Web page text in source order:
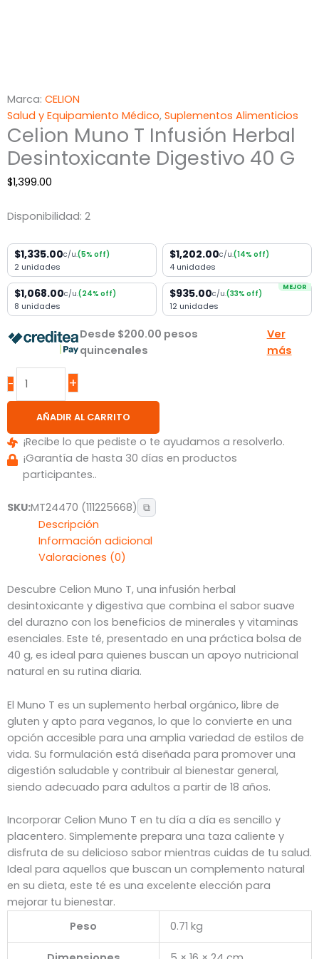
Marca: CELION
Salud y Equipamiento Médico, Suplementos Alimenticios
Celion Muno T Infusión Herbal
Desintoxicante Digestivo 40 G
$1,399.00
Disponibilidad: 2
$1,335.00c/u.(5% off)
2 unidades
$1,202.00c/u.(14% off)
4 unidades
$1,068.00c/u.(24% off)
8 unidades
MEJOR
$935.00c/u.(33% off)
12 unidades
Desde $200.00 pesos
quincenales
Ver
más
- +
AÑADIR AL CARRITO
¡Recibe lo que pediste o te ayudamos a resolverlo.
¡Garantía de hasta 30 días en productos
participantes..
SKU:MT24470 (111225668) ⧉
Descripción
Información adicional
Valoraciones (0)
Descubre Celion Muno T, una infusión herbal
desintoxicante y digestiva que combina el sabor suave
del durazno con los beneficios de minerales y vitaminas
esenciales. Este té, presentado en una práctica bolsa de
40 g, es ideal para quienes buscan un apoyo nutricional
natural en su rutina diaria.
El Muno T es un suplemento herbal orgánico, libre de
gluten y apto para veganos, lo que lo convierte en una
opción accesible para una amplia variedad de estilos de
vida. Su formulación está diseñada para promover una
digestión saludable y contribuir al bienestar general,
siendo adecuado para adultos a partir de 18 años.
Incorporar Celion Muno T en tu día a día es sencillo y
placentero. Simplemente prepara una taza caliente y
disfruta de su delicioso sabor mientras cuidas de tu salud.
Ideal para aquellos que buscan un complemento natural
en su dieta, este té es una excelente elección para
mejorar tu bienestar.
Peso
0.71 kg